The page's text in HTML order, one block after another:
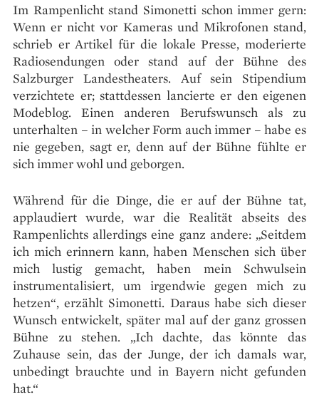
Im Rampenlicht stand Simonetti schon immer gern:
Wenn er nicht vor Kameras und Mikrofonen stand,
schrieb er Artikel für die lokale Presse, moderierte
Radiosendungen oder stand auf der Bühne des
Salzburger Landestheaters. Auf sein Stipendium
verzichtete er; stattdessen lancierte er den eigenen
Modeblog. Einen anderen Berufswunsch als zu
unterhalten – in welcher Form auch immer – habe es
nie gegeben, sagt er, denn auf der Bühne fühlte er
sich immer wohl und geborgen.
Während für die Dinge, die er auf der Bühne tat,
applaudiert wurde, war die Realität abseits des
Rampenlichts allerdings eine ganz andere: „Seitdem
ich mich erinnern kann, haben Menschen sich über
mich lustig gemacht, haben mein Schwulsein
instrumentalisiert, um irgendwie gegen mich zu
hetzen“, erzählt Simonetti. Daraus habe sich dieser
Wunsch entwickelt, später mal auf der ganz grossen
Bühne zu stehen. „Ich dachte, das könnte das
Zuhause sein, das der Junge, der ich damals war,
unbedingt brauchte und in Bayern nicht gefunden
hat.“